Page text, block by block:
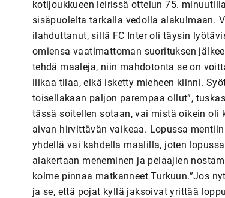
kotijoukkueen leirissä ottelun 75.
sisäpuolelta tarkalla vedolla alakulmaan.
ilahduttanut, sillä FC Inter oli täysin
omiensa vaatimattoman suorituksen
tehdä maaleja, niin mahdotonta se on
liikaa tilaa, eikä isketty mieheen kiinni.
toisellakaan paljon parempaa ollut”,
tässä soitellen sotaan, vai mistä oikein
aivan hirvittävän vaikeaa. Lopussa
yhdellä vai kahdella maalilla, joten
alakertaan meneminen ja pelaajien
kolme pinnaa matkanneet Turkuun.”Jos
ja se, että pojat kyllä jaksoivat yrittää